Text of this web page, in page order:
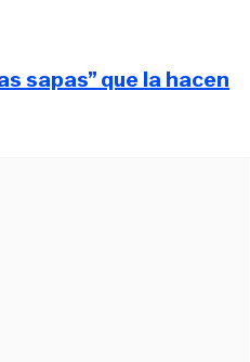
sapas” que la hacen